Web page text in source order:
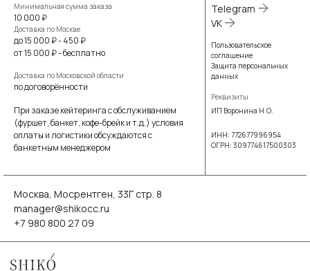
Минимальная сумма заказа
10 000 ₽
Доставка по Москве
до 15 000 ₽ - 450 ₽
от 15 000 ₽ - бесплатно
Доставка по Московской области
по договорённости
При заказе кейтеринга с обслуживанием
(фуршет, банкет, кофе-брейк и т.д.) условия
оплаты и логистики обсуждаются с
банкетным менеджером
Telegram
VK
Пользовательское
соглашение
Защита персональных
данных
Реквизиты
ИП Воронина Н.О.
ИНН: 772677996954
ОГРН: 309774617500303
Москва, Мосрентген, 33Г стр. 8
manager@shikocc.ru
+7 980 800 27 09